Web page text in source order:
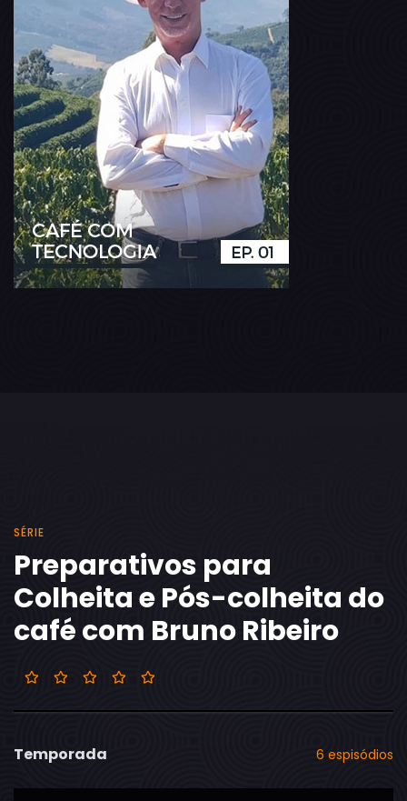
SÉRIE
Preparativos para
Colheita e Pós-colheita do
café com Bruno Ribeiro
Temporada 6 espisódios